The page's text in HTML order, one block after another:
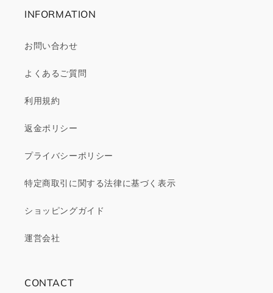
INFORMATION
お問い合わせ
よくあるご質問
利用規約
返金ポリシー
プライバシーポリシー
特定商取引に関する法律に基づく表示
ショッピングガイド
運営会社
CONTACT